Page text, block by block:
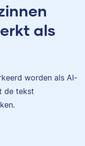
als
worden als AI-
de tekst